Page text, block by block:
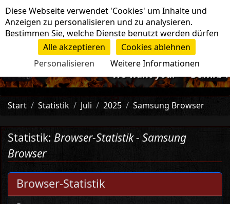
Navigation
-=>We want you!<=- Bewirb
Start Statistik Juli 2025 Samsung Browser
Statistik: Browser-Statistik - Samsung
Browser
Browser-Statistik
Cookie-Einstellungen
Diese Webseite verwendet 'Cookies' um Inhalte und
Anzeigen zu personalisieren und zu analysieren.
Bestimmen Sie, welche Dienste benutzt werden dürfen
Alle akzeptieren
Cookies ablehnen
Personalisieren
Weitere Informationen